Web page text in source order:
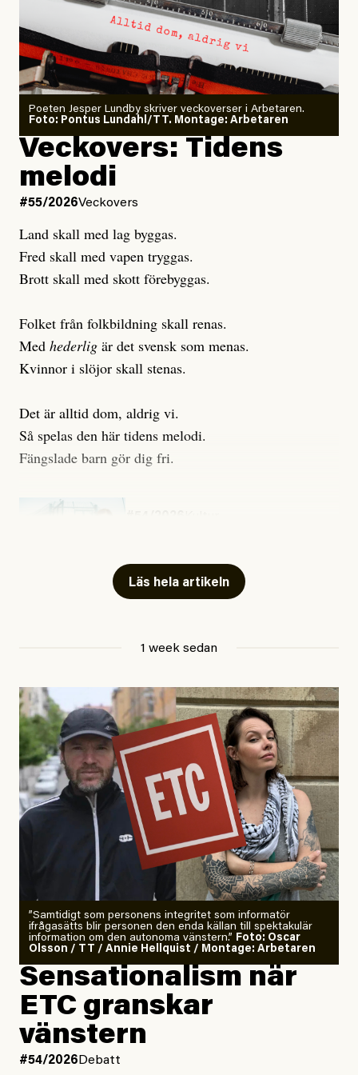
#54/2026Debatt
Sensationalism när ETC
granskar vänstern
Publicerad6 August, 2026
Uppdaterad7 August, 2026
Dödsolyckorna har slutat
minska
Joel Kellgren
Publicerad3 August, 2026
Uppdaterad3 August, 2026
Poeten Jesper Lundby skriver veckoverser i Arbetaren.
Foto: Pontus Lundahl/TT. Montage: Arbetaren
Veckovers: Tidens
melodi
#55/2026Veckovers
Land skall med lag byggas.
Fred skall med vapen tryggas.
Brott skall med skott förebyggas.
Folket från folkbildning skall renas.
Med hederlig är det svensk som menas.
Kvinnor i slöjor skall stenas.
Det är alltid dom, aldrig vi.
Så spelas den här tidens melodi.
Fängslade barn gör dig fri.
Läs hela artikeln
1 week sedan
”Samtidigt som personens integritet som informatör
ifrågasätts blir personen den enda källan till spektakulär
information om den autonoma vänstern.” Foto: Oscar
Olsson / TT / Annie Hellquist / Montage: Arbetaren
Sensationalism när
ETC granskar
vänstern
#54/2026 Debatt